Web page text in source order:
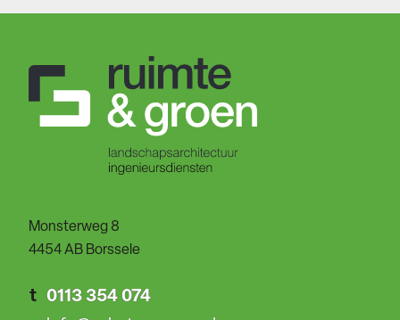
Monsterweg 8
4454 AB Borssele
t 0113 354 074